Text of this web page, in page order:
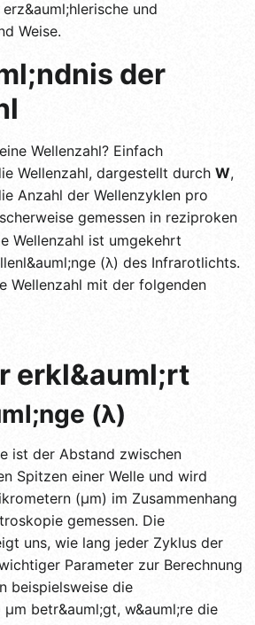
und
Weise.
der
Wellenzahl? Einfach
Wellenzahl, dargestellt durch W,
Anzahl der Wellenzyklen pro
gemessen in reziproken
Wellenzahl ist umgekehrt
(λ) des Infrarotlichts.
Wellenzahl mit der folgenden
erkl&auml;rt
(λ)
ist der Abstand zwischen
Spitzen einer Welle und wird
(µm) im Zusammenhang
gemessen. Die
uns, wie lang jeder Zyklus der
Parameter zur Berechnung
beispielsweise die
µm betr&auml;gt, w&auml;re die